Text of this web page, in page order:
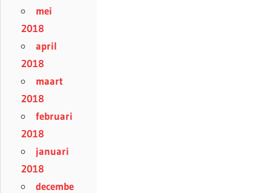
mei
2018
april
2018
maart
2018
februari
2018
januari
2018
decembe